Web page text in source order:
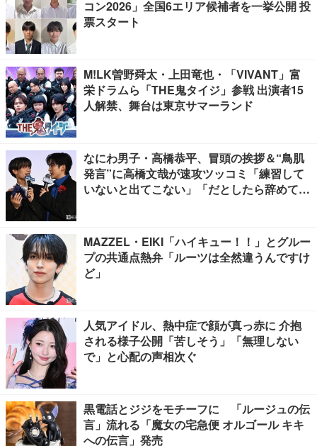
コン2026」全国6エリア候補者を一挙公開 投
票スタート
M!LK曽野舜太・上田竜也・「VIVANT」富
栄ドラムら「THE鬼タイジ」参戦 出演者15
人解禁、舞台は東京サマーランド
なにわ男子・高橋恭平、冒頭の挨拶＆“鳥肌
発言”に高橋文哉が速攻ツッコミ「練習して
いないと出てこない」「だとしたら辞めてく
MAZZEL・EIKI「ハイキュー！！」とグルー
プの共通点熱弁「ルーツは全然違うんですけ
ど」
人気アイドル、熱中症で顔が真っ赤に 介抱
される様子公開「苦しそう」「無理しない
で」と心配の声相次ぐ
黒電話とジジをモチーフに 「ルージュの伝
言」流れる「魔女の宅急便 オルゴール キキ
への伝言」発売